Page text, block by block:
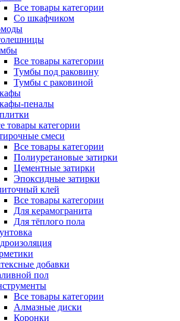
Все товары категории
Со шкафчиком
Все товары категории
Тумбы под раковину
Тумбы с раковиной
пеналы
товары категории
смеси
Все товары категории
Полиуретановые затирки
Цементные затирки
Эпоксидные затирки
клей
Все товары категории
Для керамогранита
Для тёплого пола
добавки
пол
Все товары категории
Алмазные диски
Коронки